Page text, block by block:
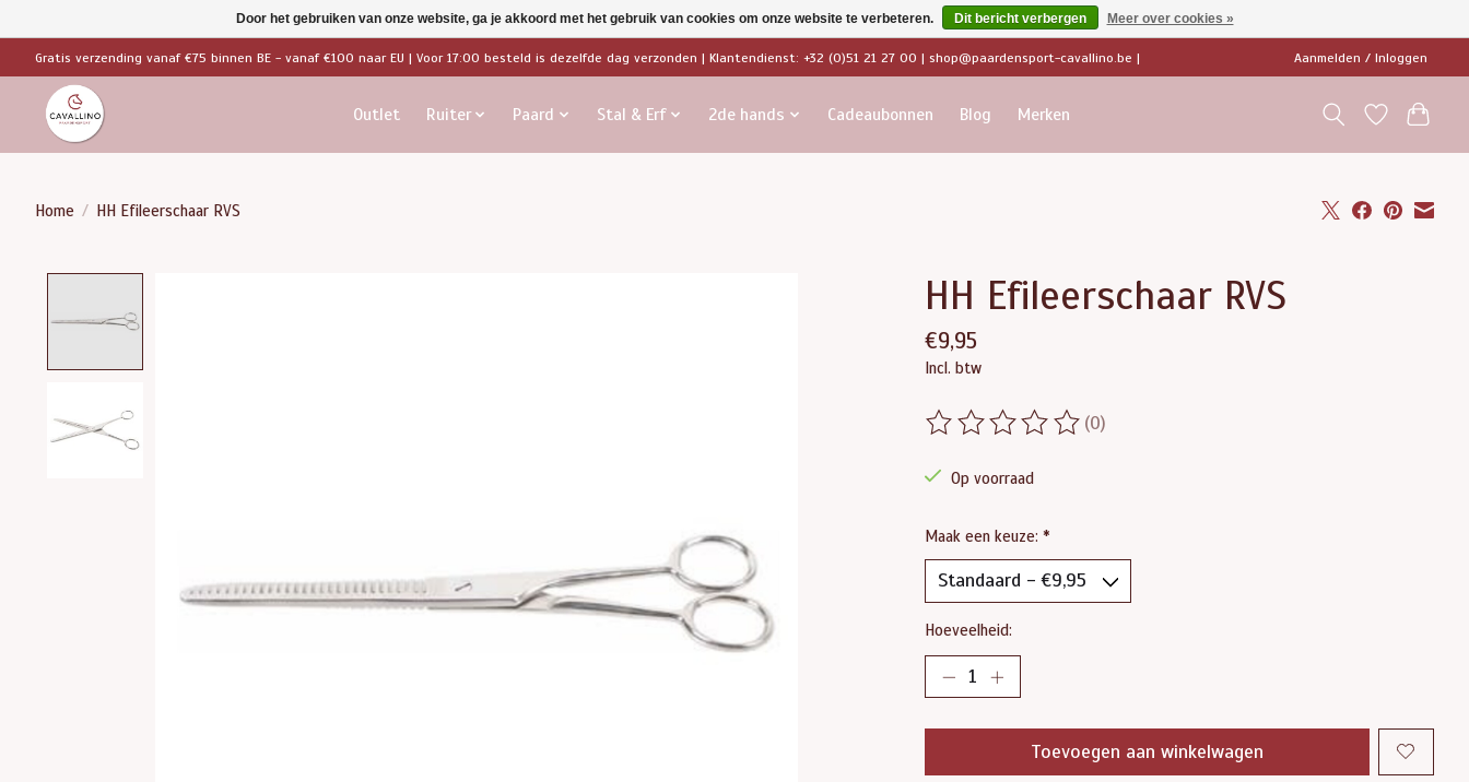
Gratis verzending vanaf €75 binnen BE - vanaf €100 naar EU | Voor 17:00 besteld is dezelfde dag verzonden | Klantendienst: +32 (0)51 21 27 00 | shop@paardensport-cavallino.be | Aanmelden / Inloggen
Outlet Ruiter Paard Stal & Erf 2de hands Cadeaubonnen Blog Merken
Home / HH Efileerschaar RVS
HH Efileerschaar RVS
€9,95
Incl. btw
De beoordeling van dit product is
(0)
Op voorraad
Maak een keuze: *
Hoeveelheid:
Toevoegen aan winkelwagen
Door het gebruiken van onze website, ga je akkoord met het gebruik van cookies om onze website te verbeteren. Dit bericht verbergen Meer over cookies »